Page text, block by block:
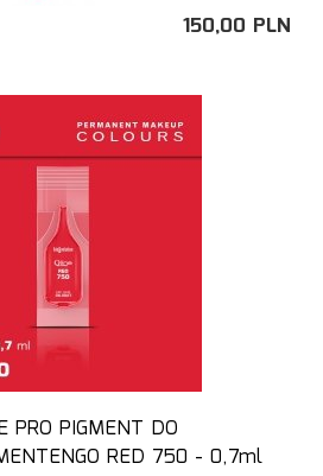
150,00 PLN
PIGMENT DO
RED 750 - 0,7ml